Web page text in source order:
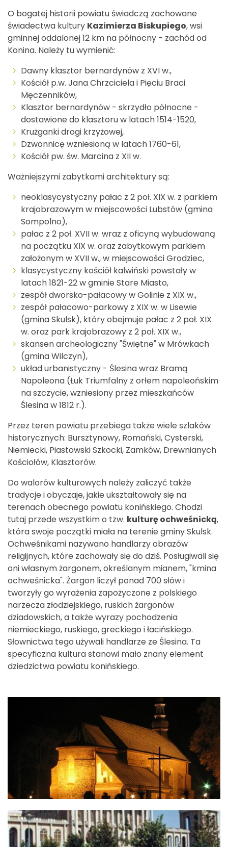
O bogatej historii powiatu świadczą zachowane
świadectwa kultury Kazimierza Biskupiego, wsi
gminnej oddalonej 12 km na północny - zachód od
Konina. Należy tu wymienić:
Dawny klasztor bernardynów z XVI w.,
Kościół p.w. Jana Chrzciciela i Pięciu Braci
Męczenników,
Klasztor bernardynów - skrzydło północne -
dostawione do klasztoru w latach 1514-1520,
Krużganki drogi krzyżowej,
Dzwonnicę wzniesioną w latach 1760-61,
Kościół pw. św. Marcina z XII w.
Ważniejszymi zabytkami architektury są:
neoklasycystyczny pałac z 2 poł. XIX w. z parkiem
krajobrazowym w miejscowości Lubstów (gmina
Sompolno),
pałac z 2 poł. XVII w. wraz z oficyną wybudowaną
na początku XIX w. oraz zabytkowym parkiem
założonym w XVII w., w miejscowości Grodziec,
klasycystyczny kościół kalwiński powstały w
latach 1821-22 w gminie Stare Miasto,
zespół dworsko-pałacowy w Golinie z XIX w.,
zespół pałacowo-parkowy z XIX w. w Lisewie
(gmina Skulsk), który obejmuje pałac z 2 poł. XIX
w. oraz park krajobrazowy z 2 poł. XIX w.,
skansen archeologiczny "Świętne" w Mrówkach
(gmina Wilczyn),
układ urbanistyczny - Ślesina wraz Bramą
Napoleona (Łuk Triumfalny z orłem napoleońskim
na szczycie, wzniesiony przez mieszkańców
Ślesina w 1812 r.).
Przez teren powiatu przebiega także wiele szlaków
historycznych: Bursztynowy, Romański, Cysterski,
Niemiecki, Piastowski Szkocki, Zamków, Drewnianych
Kościołów, Klasztorów.
Do walorów kulturowych należy zaliczyć także
tradycje i obyczaje, jakie ukształtowały się na
terenach obecnego powiatu konińskiego. Chodzi
tutaj przede wszystkim o tzw. kulturę ochweśnicką,
która swoje początki miała na terenie gminy Skulsk.
Ochweśnikami nazywano handlarzy obrazów
religijnych, które zachowały się do dziś. Posługiwali się
oni własnym żargonem, określanym mianem, "kmina
ochweśnicka". Żargon liczył ponad 700 słów i
tworzyły go wyrażenia zapożyczone z polskiego
narzecza złodziejskiego, ruskich żargonów
dziadowskich, a także wyrazy pochodzenia
niemieckiego, ruskiego, greckiego i łacińskiego.
Słownictwa tego używali handlarze ze Ślesina. Ta
specyficzna kultura stanowi mało znany element
dziedzictwa powiatu konińskiego.